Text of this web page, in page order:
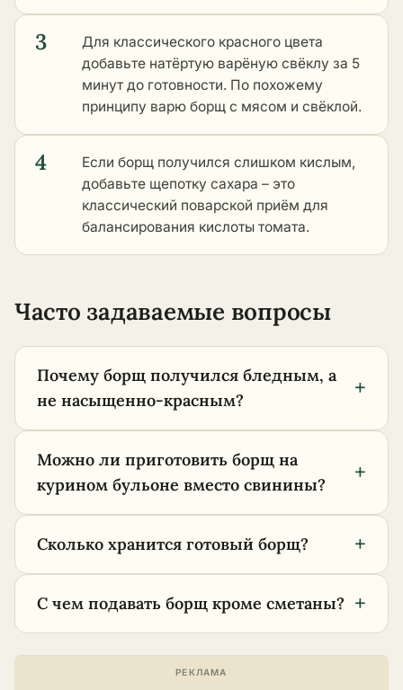
3
Для классического красного цвета
добавьте натёртую варёную свёклу за 5
минут до готовности. По похожему
принципу варю борщ с мясом и свёклой.
4
Если борщ получился слишком кислым,
добавьте щепотку сахара – это
классический поварской приём для
балансирования кислоты томата.
Часто задаваемые вопросы
Почему борщ получился бледным, а
не насыщенно-красным?
+
Можно ли приготовить борщ на
курином бульоне вместо свинины?
+
Сколько хранится готовый борщ? +
С чем подавать борщ кроме сметаны? +